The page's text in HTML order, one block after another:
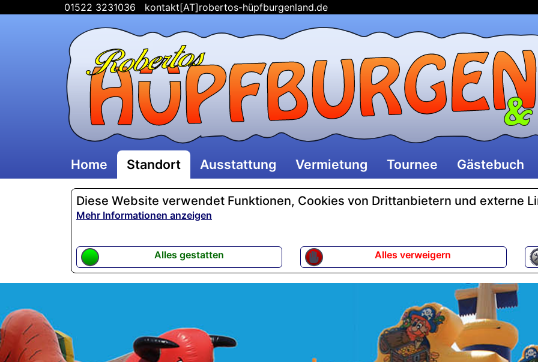
01522 3231036 kontakt[AT]robertos-hüpfburgenland.de
Home Standort Ausstattung Vermietung Tournee Gästebuch
Diese Website verwendet Funktionen, Cookies von Drittanbietern und externe
Mehr Informationen anzeigen
Alles gestatten Alles verweigern